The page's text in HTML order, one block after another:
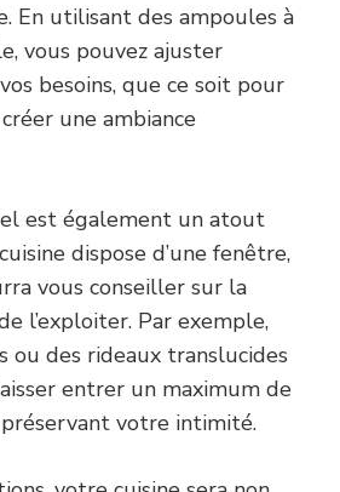
En utilisant des ampoules à
vous pouvez ajuster
besoins, que ce soit pour
une ambiance
est également un atout
dispose d’une fenêtre,
vous conseiller sur la
l’exploiter. Par exemple,
ou des rideaux translucides
entrer un maximum de
votre intimité.